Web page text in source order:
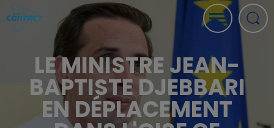
LE MINISTRE JEAN-
BAPTISTE DJEBBARI
EN DÉPLACEMENT